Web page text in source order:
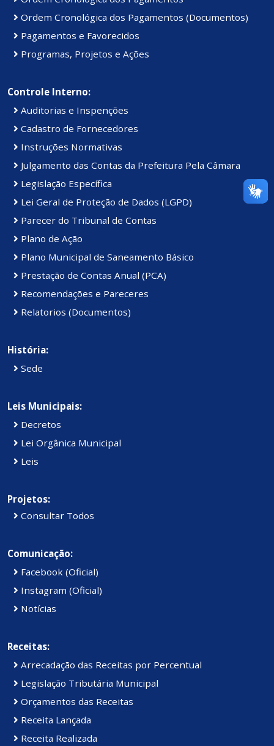
Ordem Cronológica dos Pagamentos (Documentos)
Pagamentos e Favorecidos
Programas, Projetos e Ações
Controle Interno:
Auditorias e Inspenções
Cadastro de Fornecedores
Instruções Normativas
Julgamento das Contas da Prefeitura Pela Câmara
Legislação Específica
Lei Geral de Proteção de Dados (LGPD)
Parecer do Tribunal de Contas
Plano de Ação
Plano Municipal de Saneamento Básico
Prestação de Contas Anual (PCA)
Recomendações e Pareceres
Relatorios (Documentos)
História:
Sede
Leis Municipais:
Decretos
Lei Orgânica Municipal
Leis
Projetos:
Consultar Todos
Comunicação:
Facebook (Oficial)
Instagram (Oficial)
Notícias
Receitas:
Arrecadação das Receitas por Percentual
Legislação Tributária Municipal
Orçamentos das Receitas
Receita Lançada
Receita Realizada